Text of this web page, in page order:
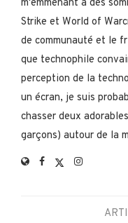
m'emmenant à des
Strike et World of
de communauté et le
que technophile
perception de la
un écran, je suis
chasser deux
garçons) autour de la